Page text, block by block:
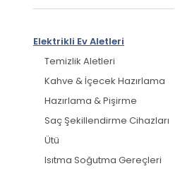
Elektrikli Ev Aletleri
Temizlik Aletleri
Kahve & İçecek Hazırlama
Hazırlama & Pişirme
Saç Şekillendirme Cihazları
Ütü
Isıtma Soğutma Gereçleri